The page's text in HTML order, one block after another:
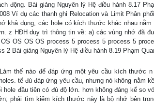
động. Bài giảng Nguyên lý Hệ điều hành 8.17
Ví dụ các thanh ghi Relocation và Limit Phân phối
khả dụng; các hole có kích thước khác nhau nằm
z HĐH duy trì thông tin về: a) các vùng nhớ đã
OS OS OS process 5 process 5 process 5
Bài giảng Nguyên lý Hệ điều hành 8.19 Phạm
thế nào để đáp ứng một yêu cầu kích thước n
tế đủ đáp ứng yêu cầu, nhưng nó không nằm kề
hole đầu tiên có đủ độ lớn. hơn không đáng kể so
phải tìm kiếm kích thước này là bộ nhớ bên